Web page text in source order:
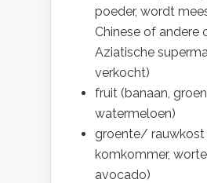
poeder, wordt
Chinese of andere
Aziatische
verkocht)
fruit (banaan,
watermeloen)
groente/ rauwkost
komkommer,
avocado)